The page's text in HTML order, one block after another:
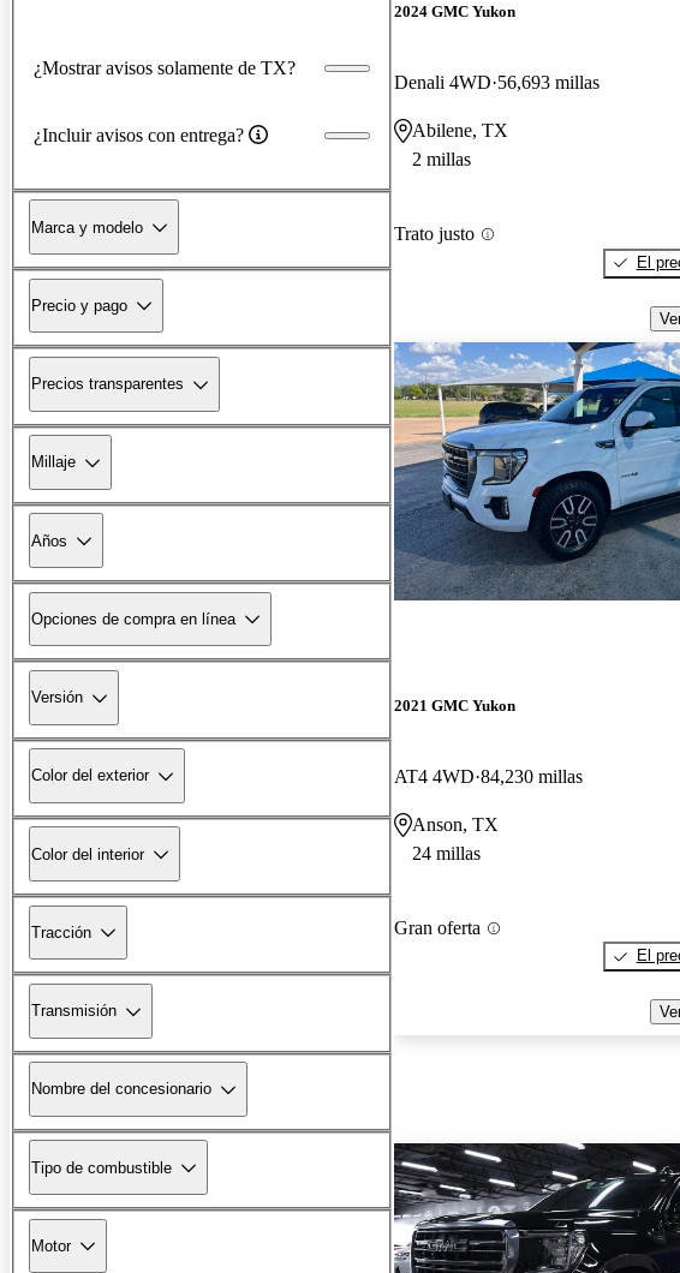
¿Mostrar avisos solamente de TX?
¿Incluir avisos con entrega?
Marca y modelo
Precio y pago
Precios transparentes
Millaje
Años
Opciones de compra en línea
Versión
Color del exterior
Color del interior
Tracción
Transmisión
Nombre del concesionario
Tipo de combustible
Motor
2024 GMC Yukon
Denali 4WD 56,693 millas
Abilene, TX
2 millas
Trato justo
El
2021 GMC Yukon
AT4 4WD 84,230 millas
Anson, TX
24 millas
Gran oferta
El